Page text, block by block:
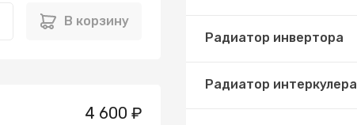
В корзину
4 600 ₽
Радиатор инвертора
Радиатор интеркулера